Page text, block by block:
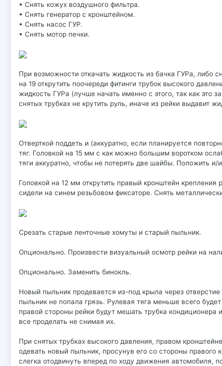
• Снять кожух воздушного фильтра.
• Снять генератор с кронштейном.
• Снять насос ГУР.
• Снять мотор печки.
При возможности откачать жидкость из бачка ГУРа, либо
на 19 открутить поочереди фитинги трубок высокого
жидкость ГУРа (лучше начать именно с этого, так как это
снятых трубках не крутить руль, иначе из рейки выдавит
Отверткой поддеть и (аккуратно, если планируется
тяг. Головкой на 15 мм с как можно большим воротком
тяги аккуратно, чтобы не потерять две шайбы. Положить и/
Головкой на 12 мм открутить правый кронштейн
сидели на синем резьбовом фиксаторе. Снять
Срезать старые ленточные хомуты и старый пыльник.
Опционально. Произвести визуальный осмотр рейки на
Опционально. Заменить бинокль.
Новый пыльник продевается из-под крыла через
пыльник не попала грязь. Рулевая тяга меньше всего
правой стороны рейки будут мешать трубка
все проделать не снимая их.
При снятых трубках высокого давления, правом
одевать новый пыльник, просунув его со стороны правого
слегка отодвинуть вперед по ходу движения автомобиля,